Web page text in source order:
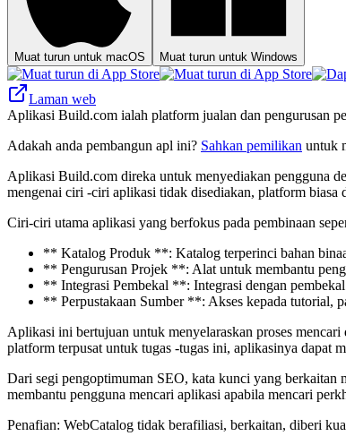
Muat turun untuk macOS Muat turun untuk Windows
Laman web
Aplikasi Build.com ialah platform jualan dan pengurusan
Adakah anda pembangun apl ini? Sahkan pemilikan untuk
Aplikasi Build.com direka untuk menyediakan pengguna
mengenai ciri -ciri aplikasi tidak disediakan, platform
Ciri-ciri utama aplikasi yang berfokus pada pembinaan
** Katalog Produk **: Katalog terperinci bahan
** Pengurusan Projek **: Alat untuk membantu
** Integrasi Pembekal **: Integrasi dengan
** Perpustakaan Sumber **: Akses kepada tutorial,
Aplikasi ini bertujuan untuk menyelaraskan proses
platform terpusat untuk tugas -tugas ini, aplikasinya dapat
Dari segi pengoptimuman SEO, kata kunci yang
membantu pengguna mencari aplikasi apabila mencari
Penafian: WebCatalog tidak berafiliasi, berkaitan, diberi